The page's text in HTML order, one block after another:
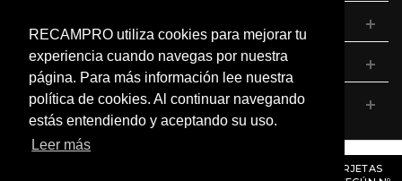
RECAMPRO utiliza cookies para mejorar tu
experiencia cuando navegas por nuestra
página. Para más información lee nuestra
política de cookies. Al continuar navegando
estás entendiendo y aceptando su uso.
Leer más
: RECORDAMOS QUE MÓDULOS, PROGRAMADORES Y TARJETAS
MI CUENTA
CONTÁCTANOS